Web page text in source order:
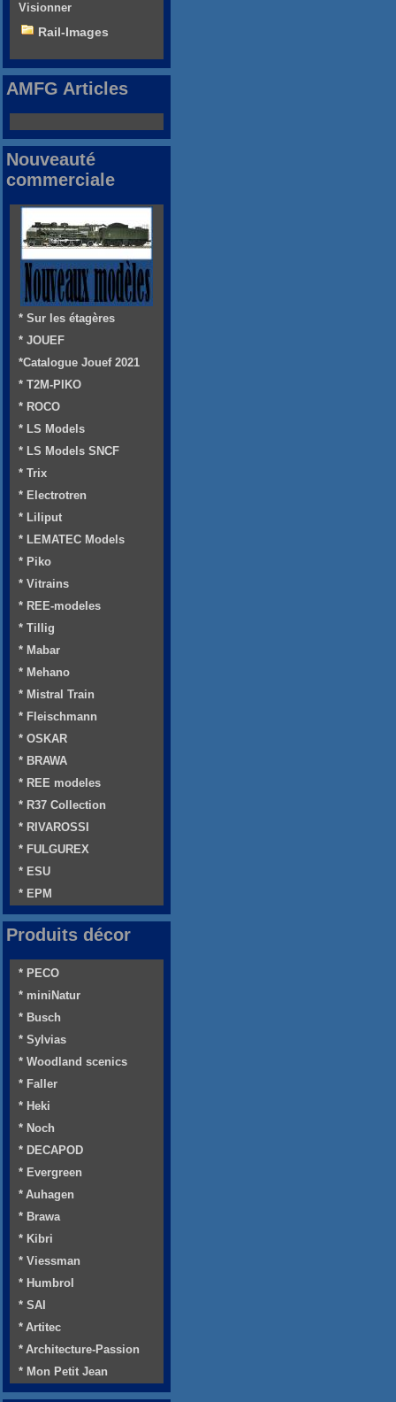
Visionner
Rail-Images
AMFG Articles
Nouveauté
commerciale
* Sur les étagères
* JOUEF
*Catalogue Jouef 2021
* T2M-PIKO
* ROCO
* LS Models
* LS Models SNCF
* Trix
* Electrotren
* Liliput
* LEMATEC Models
* Piko
* Vitrains
* REE-modeles
* Tillig
* Mabar
* Mehano
* Mistral Train
* Fleischmann
* OSKAR
* BRAWA
* REE modeles
* R37 Collection
* RIVAROSSI
* FULGUREX
* ESU
* EPM
Produits décor
* PECO
* miniNatur
* Busch
* Sylvias
* Woodland scenics
* Faller
* Heki
* Noch
* DECAPOD
* Evergreen
* Auhagen
* Brawa
* Kibri
* Viessman
* Humbrol
* SAI
* Artitec
* Architecture-Passion
* Mon Petit Jean